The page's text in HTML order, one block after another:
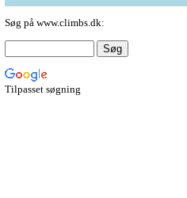
Søg på www.climbs.dk:
Tilpasset søgning